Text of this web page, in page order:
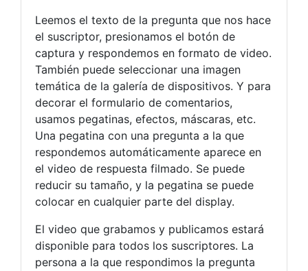
Leemos el texto de la pregunta que nos hace
el suscriptor, presionamos el botón de
captura y respondemos en formato de video.
También puede seleccionar una imagen
temática de la galería de dispositivos. Y para
decorar el formulario de comentarios,
usamos pegatinas, efectos, máscaras, etc.
Una pegatina con una pregunta a la que
respondemos automáticamente aparece en
el video de respuesta filmado. Se puede
reducir su tamaño, y la pegatina se puede
colocar en cualquier parte del display.
El video que grabamos y publicamos estará
disponible para todos los suscriptores. La
persona a la que respondimos la pregunta